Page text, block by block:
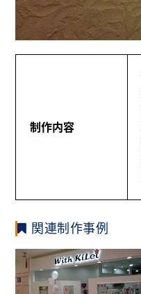
制作内容
関連制作事例